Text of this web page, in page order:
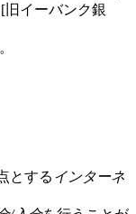
イーバンク銀
とする インターネ